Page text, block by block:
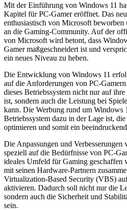
Mit der Einführung von Windows 11
Kapitel für PC-Gamer eröffnet. Das
enthusiastisch von Microsoft beworben
an die Gaming-Community. Auf der
von Microsoft wird betont, dass
Gamer maßgeschneidert ist und
ein neues Niveau zu heben.
Die Entwicklung von Windows 11
auf die Anforderungen von PC-
dieses Betriebssystem nicht nur auf
ist, sondern auch die Leistung bei
kann. Die Werbung rund um Windows
Betriebssystem dazu in der Lage ist,
optimieren und somit ein
Die Anpassungen und Verbesserungen
speziell auf die Bedürfnisse von PC-
ideales Umfeld für Gaming geschaffen
mit seinen Hardware-Partnern
Virtualization-Based Security (VBS)
aktivieren. Dadurch soll nicht nur die
sondern auch die Sicherheit und
sein.